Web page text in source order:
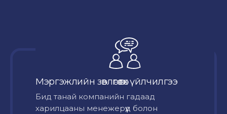
Мэргэжлийн зөвлөгөө өгөх үйлчилгээ
Бид танай компанийн гадаад
харилцааны менежерүүд болон